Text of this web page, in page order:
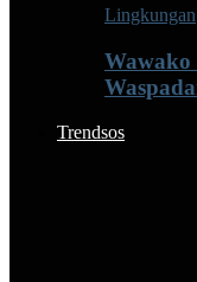
Lingkungan
Trendsos